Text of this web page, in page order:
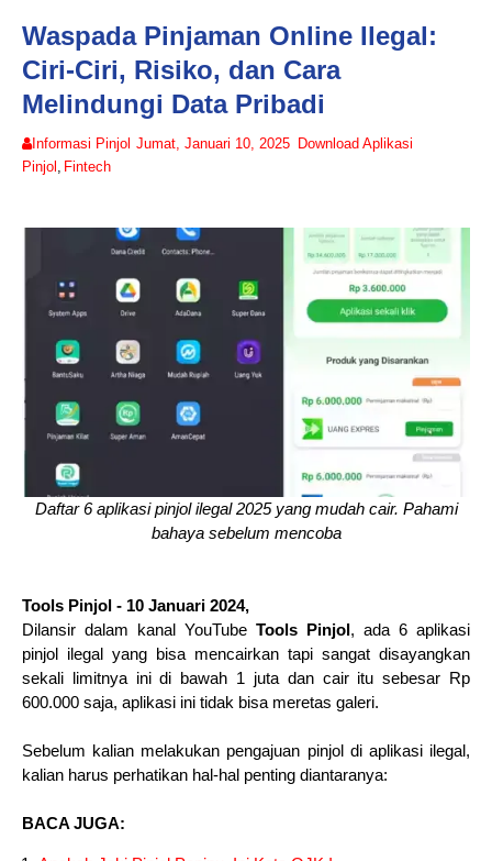
Waspada Pinjaman Online Ilegal:
Ciri-Ciri, Risiko, dan Cara
Melindungi Data Pribadi
Informasi Pinjol Jumat, Januari 10, 2025 Download Aplikasi
Pinjol , Fintech
Daftar 6 aplikasi pinjol ilegal 2025 yang mudah cair. Pahami
bahaya sebelum mencoba
Tools Pinjol - 10 Januari 2024,
Dilansir dalam kanal YouTube Tools Pinjol, ada 6 aplikasi
pinjol ilegal yang bisa mencairkan tapi sangat disayangkan
sekali limitnya ini di bawah 1 juta dan cair itu sebesar Rp
600.000 saja, aplikasi ini tidak bisa meretas galeri.
Sebelum kalian melakukan pengajuan pinjol di aplikasi ilegal,
kalian harus perhatikan hal-hal penting diantaranya:
BACA JUGA: